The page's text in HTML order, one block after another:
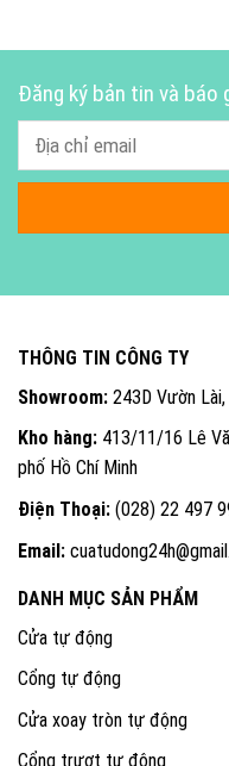
Đăng ký bản tin và
THÔNG TIN CÔNG TY
Showroom: 243D Vườn Lài,
Kho hàng: 413/11/16 Lê
phố Hồ Chí Minh
Điện Thoại: (028) 22 497
Email:
DANH MỤC SẢN PHẨM
Cửa tự động
Cổng tự động
Cửa xoay tròn tự động
Cổng trượt tự động